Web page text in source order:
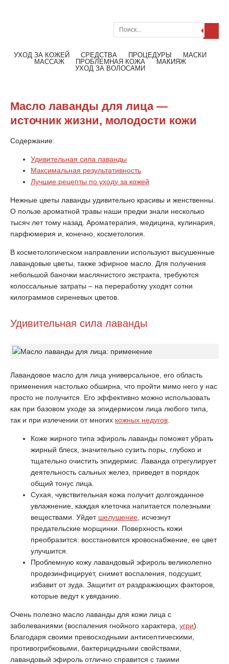
УХОД ЗА КОЖЕЙ СРЕДСТВА ПРОЦЕДУРЫ
МАСКИ
МАССАЖ
ПРОБЛЕМНАЯ КОЖА
МАКИЯЖ
УХОД ЗА ВОЛОСАМИ
Масло лаванды для лица —
источник жизни, молодости кожи
Содержание:
Удивительная сила лаванды
Максимальная результативность
Лучшие рецепты по уходу за кожей
Нежные цветы лаванды удивительно красивы и женственны.
О пользе ароматной травы наши предки знали несколько
тысяч лет тому назад. Ароматерапия, медицина, кулинария,
парфюмерия и, конечно, косметология.
В косметологическом направлении используют высушенные
лавандовые цветы, также эфирное масло. Для получения
небольшой баночки маслянистого экстракта, требуются
колоссальные затраты – на переработку уходят сотни
килограммов сиреневых цветов.
Удивительная сила лаванды
Лавандовое масло для лица универсальное, его область
применения настолько обширна, что пройти мимо него у нас
просто не получится. Его эффективно можно использовать
как при базовом уходе за эпидермисом лица любого типа,
так и при излечении от многих кожных недугов
Коже жирного типа эфироль лаванды поможет убрать
жирный блеск, значительно сузить поры, глубоко и
тщательно очистить эпидермис. Лаванда отрегулирует
деятельность сальных желез, приведет в порядок
общий тонус лица.
Сухая, чувствительная кожа получит долгожданное
увлажнение, каждая клеточка напитается полезными
веществами. Уйдет шелушение , исчезнут
предательские морщинки. Поверхность кожи
преобразится: восстановится кровоснабжение, ее цвет
улучшится.
Проблемную кожу лавандовый эфироль великолепно
продезинфицирует, снимет воспаления, подсушит,
избавит от зуда. Защитит от раздражающих факторов,
которые ведут к увяданию.
Очень полезно масло лаванды для кожи лица с
заболеваниями (воспаления гнойного характера, угри).
Благодаря своими превосходными антисептическими,
противогрибковыми, бактерицидными свойствами,
лавандовый эфироль отлично справится с такими